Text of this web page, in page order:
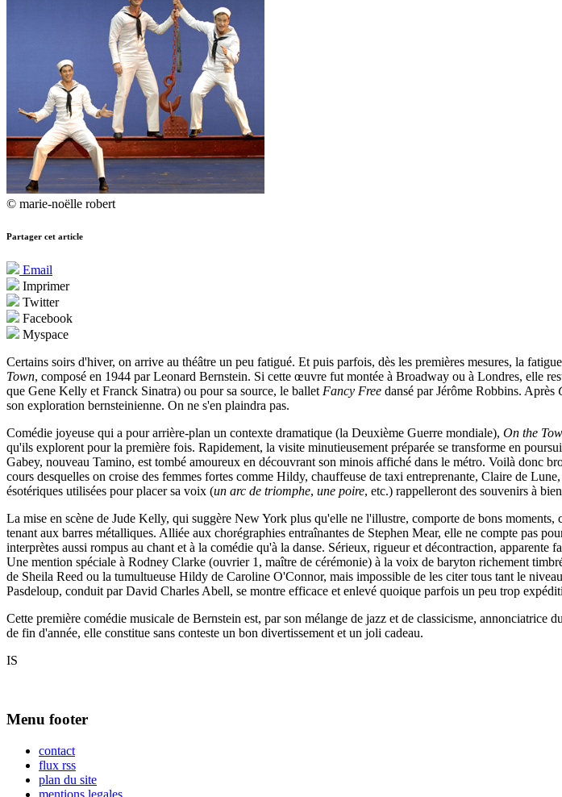
© marie-noëlle robert
Partager cet article
Email
Imprimer
Twitter
Facebook
Myspace
Certains soirs d'hiver, on arrive au théâtre un peu fatigué. Et puis parfois, dès les premières mesures, la
Town, composé en 1944 par Leonard Bernstein. Si cette œuvre fut montée à Broadway ou à Londres, elle
que Gene Kelly et Franck Sinatra) ou pour sa source, le ballet Fancy Free dansé par Jérôme Robbins. Après
son exploration bernsteinienne. On ne s'en plaindra pas.
Comédie joyeuse qui a pour arrière-plan un contexte dramatique (la Deuxième Guerre mondiale), On the
qu'ils explorent pour la première fois. Rapidement, la visite minutieusement préparée se transforme en
Gabey, nouveau Tamino, est tombé amoureux en découvrant son minois affiché dans le métro. Voilà donc
cours desquelles on croise des femmes fortes comme Hildy, chauffeuse de taxi entreprenante, Claire de
ésotériques utilisées pour placer sa voix (un arc de triomphe, une poire, etc.) rappelleront des souvenirs à
La mise en scène de Jude Kelly, qui suggère New York plus qu'elle ne l'illustre, comporte de bons moments,
tenant aux barres métalliques. Alliée aux chorégraphies entraînantes de Stephen Mear, elle ne compte pas
interprètes aussi rompus au chant et à la comédie qu'à la danse. Sérieux, rigueur et décontraction,
Une mention spéciale à Rodney Clarke (ouvrier 1, maître de cérémonie) à la voix de baryton richement
de Sheila Reed ou la tumultueuse Hildy de Caroline O'Connor, mais impossible de les citer tous tant le
Pasdeloup, conduit par David Charles Abell, se montre efficace et enlevé quoique parfois un peu trop
Cette première comédie musicale de Bernstein est, par son mélange de jazz et de classicisme,
de fin d'année, elle constitue sans conteste un bon divertissement et un joli cadeau.
IS
Menu footer
contact
flux rss
plan du site
mentions legales